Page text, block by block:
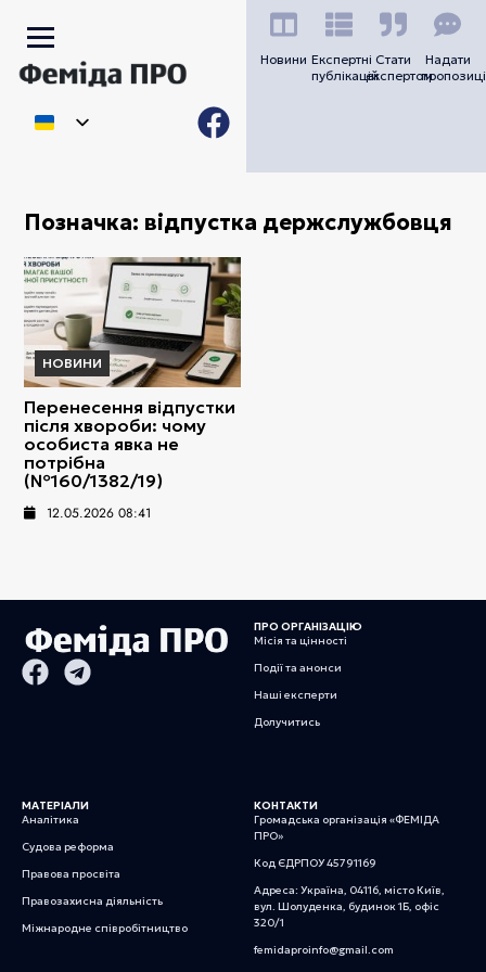
Новини Експертні
публікацій
Стати
експертом
Надати
Позначка: відпустка держслужбовця
НОВИНИ
Перенесення відпустки
після хвороби: чому
особиста явка не
потрібна
(№160/1382/19)
12.05.2026 08:41
ПРО ОРГАНІЗАЦІЮ
Місія та цінності
Події та анонси
Наші експерти
Долучитись
МАТЕРІАЛИ
Аналітика
Судова реформа
Правова просвіта
Правозахисна діяльність
Міжнародне співробітництво
КОНТАКТИ
Громадська організація «ФЕМІДА
ПРО»
Код ЄДРПОУ 45791169
Адреса: Україна, 04116, місто Київ,
вул. Шолуденка, будинок 1Б, офіс
320/1
femidaproinfo@gmail.com